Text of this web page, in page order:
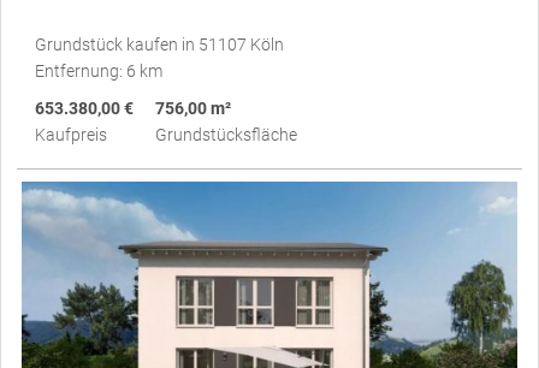
Grundstück kaufen in 51107 Köln
Entfernung: 6 km
653.380,00 €
Kaufpreis
756,00 m²
Grundstücksfläche